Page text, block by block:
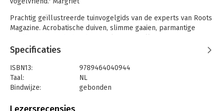
Prachtig geïllustreerde tuinvogelgids van de experts van Roots
Magazine. Acrobatische duiven, slimme gaaien, parmantige
van deze bekende vogelsoorten weleens. Maar welke vogel
zie je nu wanneer, waar nestelt hij graag en hoe herken je zijn
roep? De vogelexperts van Roots Magazine vertellen je het in
Vogels in onze tuin. De meest voorkomende 27 soorten komen
uitgebreid in woord en beeld aan bod, maar ook de minder
boek.
Specificaties
ISBN13:
9789464040944
Taal:
NL
Bindwijze:
gebonden
Uitgever: